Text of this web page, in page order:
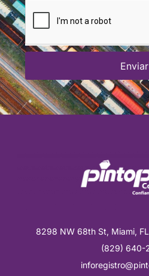
Enviar
8298 NW 68th St, Miami,
(829) 640-